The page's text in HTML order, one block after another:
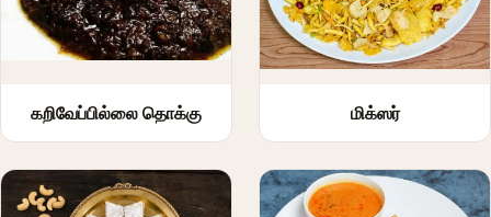
கறிவேப்பில்லை தொக்கு மிக்ஸர்